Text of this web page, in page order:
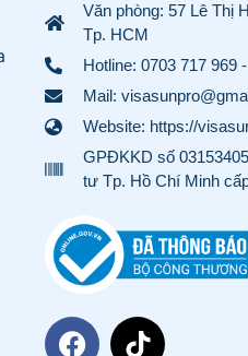
Văn phòng: 57 Lê Thị
Tp. HCM
Hotline: 0703 717 969 -
Mail:
Website: https://
GPĐKKD số
tư Tp. Hồ Chí Minh